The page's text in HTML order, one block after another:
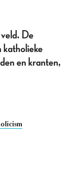
De
katholieke
en kranten,